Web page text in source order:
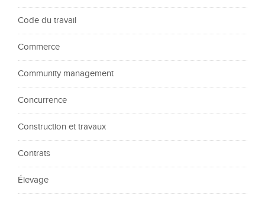
Code du travail
Commerce
Community management
Concurrence
Construction et travaux
Contrats
Élevage